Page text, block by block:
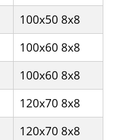
100x50 8x8
100x60 8x8
100x60 8x8
120x70 8x8
120x70 8x8